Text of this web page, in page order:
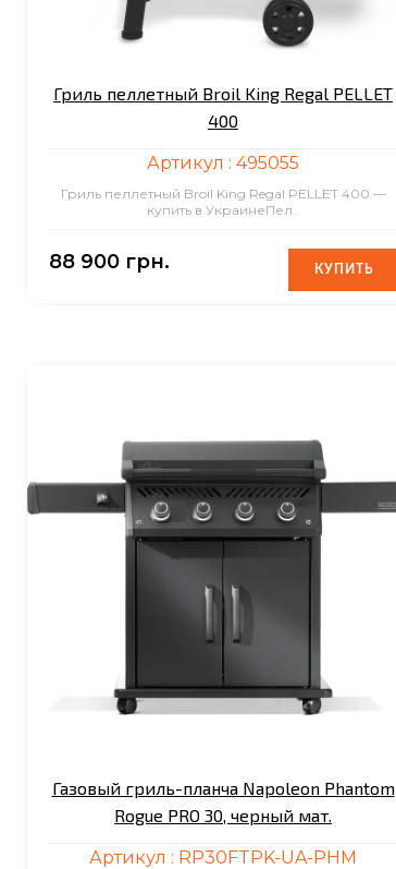
Гриль пеллетный Broil King Regal PELLET
400
Артикул : 495055
Гриль пеллетный Broil King Regal PELLET 400 —
купить в УкраинеПел..
88 900 грн. КУПИТЬ
КУПИТЬ
Газовый гриль-планча Napoleon Phantom
Rogue PRO 30, черный мат.
Артикул : RP30FTPK-UA-PHM